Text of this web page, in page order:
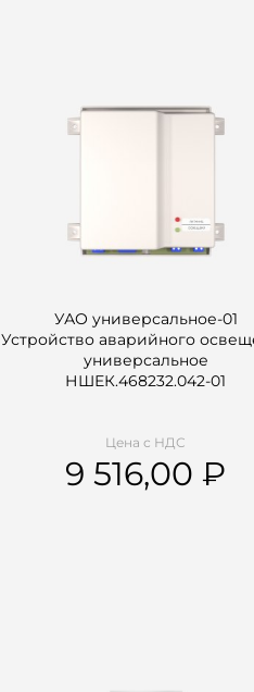
УАО универсальное-01
Устройство аварийного
универсальное
НШЕК.468232.042-01
Цена с НДС
9 516,00